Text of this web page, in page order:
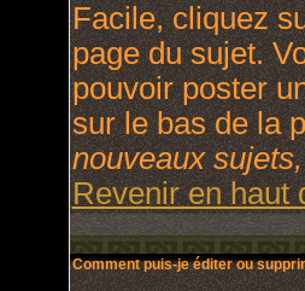
Facile, cliquez
page du sujet.
pouvoir poster
sur le bas de la
nouveaux
Revenir en haut
Comment puis-je éditer ou